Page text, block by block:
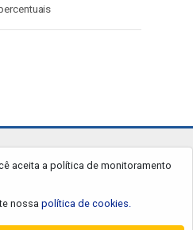
aceita a política de monitoramento
nossa política de cookies.